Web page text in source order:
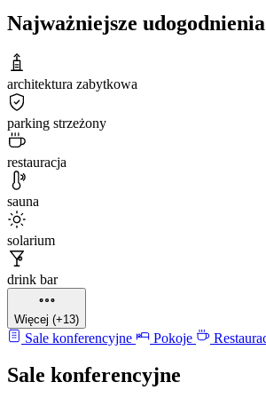
Najważniejsze udogodnienia
architektura zabytkowa
parking strzeżony
restauracja
sauna
solarium
drink bar
Więcej (+13)
Sale konferencyjne Pokoje
Sale konferencyjne